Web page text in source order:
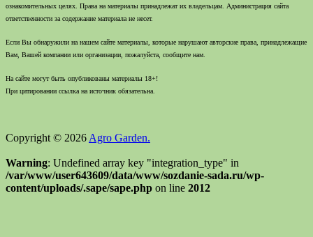
ознакомительных целях. Права на материалы принадлежат их владельцам. Администрация сайта
ответственности за содержание материала не несет.
Если Вы обнаружили на нашем сайте материалы, которые нарушают авторские права, принадлежащие
Вам, Вашей компании или организации, пожалуйста, сообщите нам.
На сайте могут быть опубликованы материалы 18+!
При цитировании ссылка на источник обязательна.
Copyright © 2026 Agro Garden.
Warning: Undefined array key "integration_type" in
/var/www/user643609/data/www/sozdanie-sada.ru/wp-
content/uploads/.sape/sape.php on line 2012